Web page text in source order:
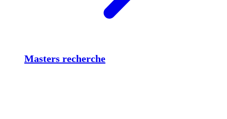
Masters recherche